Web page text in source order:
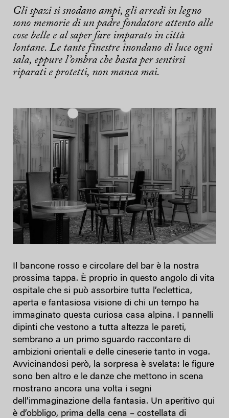
Gli spazi si snodano ampi, gli arredi in legno
sono memorie di un padre fondatore attento alle
cose belle e al saper fare imparato in città
lontane. Le tante finestre inondano di luce ogni
sala, eppure l’ombra che basta per sentirsi
riparati e protetti, non manca mai.
Il bancone rosso e circolare del bar è la nostra
prossima tappa. È proprio in questo angolo di vita
ospitale che si può assorbire tutta l’eclettica,
aperta e fantasiosa visione di chi un tempo ha
immaginato questa curiosa casa alpina. I pannelli
dipinti che vestono a tutta altezza le pareti,
sembrano a un primo sguardo raccontare di
ambizioni orientali e delle cineserie tanto in voga.
Avvicinandosi però, la sorpresa è svelata: le figure
sono ben altro e le danze che mettono in scena
mostrano ancora una volta i segni
dell’immaginazione della fantasia. Un aperitivo qui
è d’obbligo, prima della cena – costellata di